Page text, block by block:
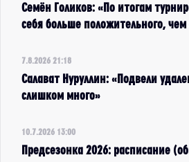
Семён Голиков: «По итогам
себя больше положительного, чем
7.8.2026 21:18
Салават Нуруллин: «Подвели
слишком много»
10.7.2026 13:00
Предсезонка 2026: расписание